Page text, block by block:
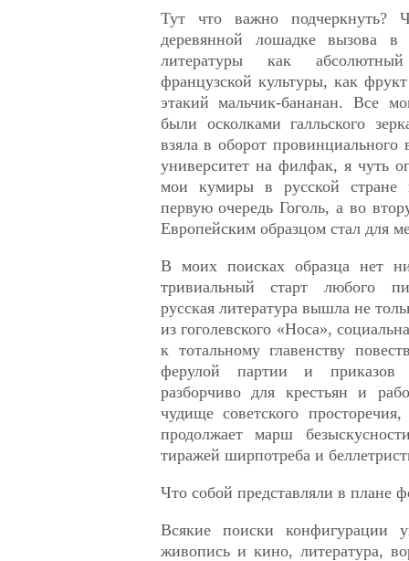
Тут что важно подчеркнуть?
деревянной лошадке вызова в
литературы как
французской культуры, как
этакий мальчик-бананан. Все
были осколками галльского
взяла в оборот провинциального
университет на филфак, я чуть
мои кумиры в русской
первую очередь Гоголь, а во
Европейским образцом стал для
В моих поисках образца нет
тривиальный старт любого
русская литература вышла не
из гоголевского «Носа»,
к тотальному главенству
ферулой партии и
разборчиво для крестьян и
чудище советского
продолжает марш
тиражей ширпотреба и
Что собой представляли в плане
Всякие поиски конфигурации
живопись и кино, литература,